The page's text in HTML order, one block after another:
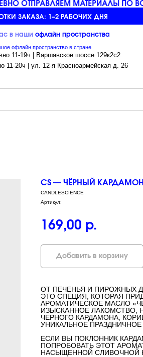
ОТПРАВЛЯЕМ МАТЕРИАЛЫ ПО
ЗАКАЗА: 1–2 РАБОЧИХ ДНЯ
в наши офлайн пространства
офлайн пространство в стране
11-19ч | Варшавское шоссе 129к2с2
11-20ч | ул. 12-я Красноармейская д. 26
CS — ЧЁРНЫЙ КАРДАМОН
CANDLESCIENCE
Артикул:
169,00 р.
Добавить в корзину
ОТ ПЕЧЕНЬЯ И ПИРОЖНЫХ
ЭТО СПЕЦИЯ, КОТОРАЯ
АРОМАТИЧЕСКОЕ МАСЛО
ИЗЫСКАННОЕ
ЧЕРНОГО КАРДАМОНА,
УНИКАЛЬНОЕ
ЕСЛИ ВЫ ПОКЛОННИК
ПОПРОБОВАТЬ ЭТОТ
НАСЫЩЕННОЙ СЛИВОЧНОЙ